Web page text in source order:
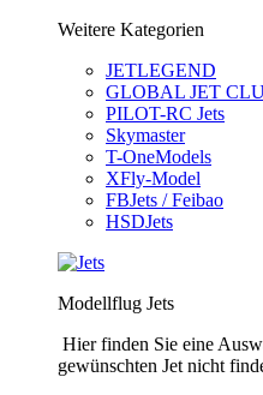
Weitere Kategorien
JETLEGEND
GLOBAL JET
PILOT-RC Jets
Skymaster
T-OneModels
XFly-Model
FBJets / Feibao
HSDJets
Modellflug Jets
Hier finden Sie eine
gewünschten Jet nicht